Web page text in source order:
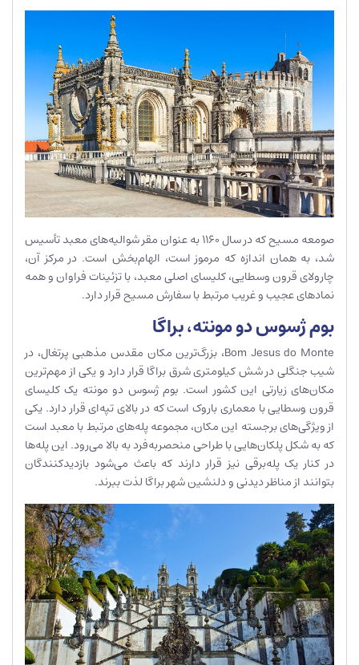
صومعه مسیح که در سال 1160 به عنوان مقر شوالیه‌های معبد تأسیس
شد، به همان اندازه که مرموز است، الهام‌بخش است. در مرکز آن،
چارولای قرون وسطایی، کلیسای اصلی معبد، با تزئینات فراوان و همه
نمادهای عجیب و غریب مرتبط با سفارش مسیح قرار دارد.
بوم ژسوس دو مونته، براگا
Bom Jesus do Monte، بزرگ‌ترین مکان مقدس مذهبی پرتغال، در
شیب جنگلی در شش کیلومتری شرق براگا قرار دارد و یکی از مهم‌ترین
مکان‌های زیارتی این کشور است. بوم ژسوس دو مونته یک کلیسای
قرون وسطایی با معماری باروک است که در بالای تپه‌ای قرار دارد. یکی
از ویژگی‌های برجسته این مکان، مجموعه پله‌های مرتبط با معبد است
که به شکل پلکان‌هایی با طراحی منحصربه‌فرد به بالا می‌رود. این پله‌ها
در کنار یک پله‌برقی نیز قرار دارند که باعث می‌شود بازدیدکنندگان
بتوانند از مناظر دیدنی و دلنشین شهر براگا لذت ببرند.